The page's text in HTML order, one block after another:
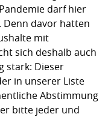
darf hier
Denn davor hatten
mit
sich deshalb auch
stark: Dieser
in unserer Liste
Abstimmung
bitte jeder und